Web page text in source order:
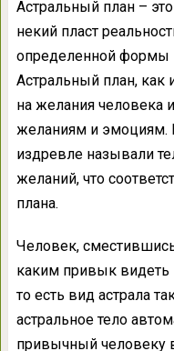
Астральный план –
некий пласт
определенной формы
Астральный план, как
на желания человека
желаниям и эмоциям.
издревле называли
желаний, что
плана.
Человек,
каким привык видеть
то есть вид астрала
астральное тело
привычный человеку